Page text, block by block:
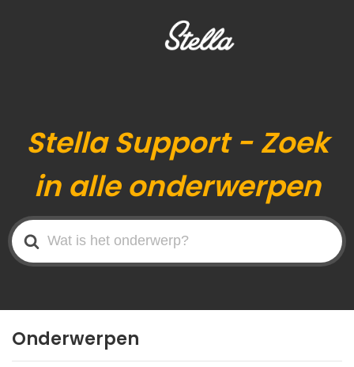
Stella Support - Zoek
in alle onderwerpen
Search
For
Onderwerpen